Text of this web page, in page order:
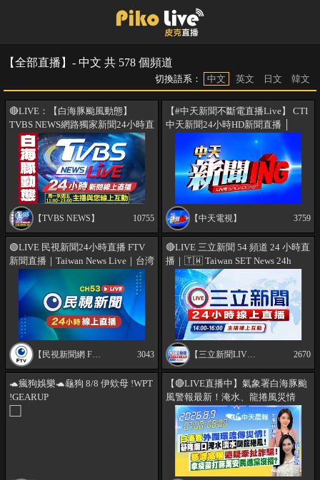
【全部直播】- 中文 共 578 個頻道
切換語系： 中文 英文 日文 韓文
🔴LIVE：【白海豚颱風動態】
TVBS NEWS網路獨家新聞24小時直
播 Taiwan News 24hr 台湾世界中の
ニュースを24時間配信中 대만24시
간뉴스채널 55台
【TVBS NEWS】 10755
【#中天新聞不斷電直播Live】 CTI
中天新聞24小時HD新聞直播 │
CTITV Taiwan News HD Live｜台湾
のHDニュース放送｜ 대만 HD 뉴스
방송@中天電視CtiTv
【中天電視】 3759
🟢LIVE 民視新聞24小時直播 FTV
新聞直播｜Taiwan News Live｜台湾
ニュース Live｜대만 뉴스 방송
Live @FTV_News
【民視新聞網 Formosa TV News network】 3043
🔴LIVE 三立新聞 54 頻道 24 小時直
播｜🇹🇼 Taiwan SET News 24h
Live
【三立新聞LIVE】 2670
🐢瘋狗娛樂🐢龜狗 8/8 伊欸母 !WPT
!GEARUP
【🔴LIVE直播中】氣象署白海豚颱
風警報最新！淹水、龍捲風災情
曝！慈濟高層遭疑牽扯疫苗詐騙！
民進黨打蔣萬安沒招了？｜林佩潔/
譚若誼 報新聞 20260809 @中天新
聞CtiNews